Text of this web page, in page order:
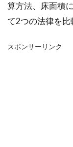
算方法、床面積
て2つの法律を比
スポンサーリンク